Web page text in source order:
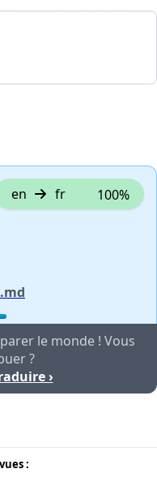
en fr 100%
le monde ! Vous
?
›
: